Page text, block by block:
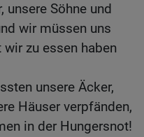
unsere Söhne und
wir müssen uns
zu essen haben
unsere Äcker,
Häuser verpfänden,
in der Hungersnot!